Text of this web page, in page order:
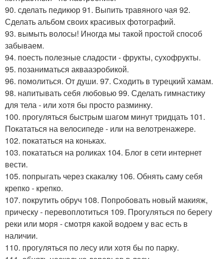
90. сделать педикюр 91. Выпить травяного чая 92.
Сделать альбом своих красивых фотографий.
93. вымыть волосы! Иногда мы такой простой способ
забываем.
94. поесть полезные сладости - фрукты, сухофрукты.
95. позаниматься аквааэробикой.
96. помолиться. От души. 97. Сходить в турецкий хамам.
98. напитывать себя любовью 99. Сделать гимнастику
для тела - или хотя бы просто разминку.
100. прогуляться быстрым шагом минут тридцать 101.
Покататься на велосипеде - или на велотренажере.
102. покататься на коньках.
103. покататься на роликах 104. Блог в сети интернет
вести.
105. попрыгать через скакалку 106. Обнять саму себя
крепко - крепко.
107. покрутить обруч 108. Попробовать новый макияж,
прическу - перевоплотиться 109. Прогуляться по берегу
реки или моря - смотря какой водоем у вас есть в
наличии.
110. прогуляться по лесу или хотя бы по парку.